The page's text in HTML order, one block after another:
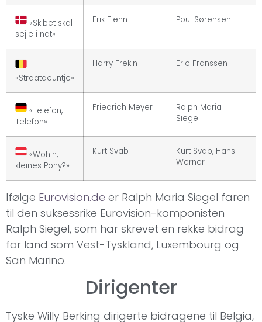
«Skibet skal
sejle i nat»
Erik Fiehn Poul Sørensen
«Straatdeuntje»
Harry Frekin Eric Franssen
«Telefon,
Telefon»
Friedrich Meyer
Ralph Maria
Siegel
«Wohin,
kleines Pony?»
Kurt Svab
Kurt Svab, Hans
Werner
Ifølge Eurovision.de er Ralph Maria Siegel faren
til den suksessrike Eurovision-komponisten
Ralph Siegel, som har skrevet en rekke bidrag
for land som Vest-Tyskland, Luxembourg og
San Marino.
Dirigenter
Tyske Willy Berking dirigerte bidragene til Belgia,